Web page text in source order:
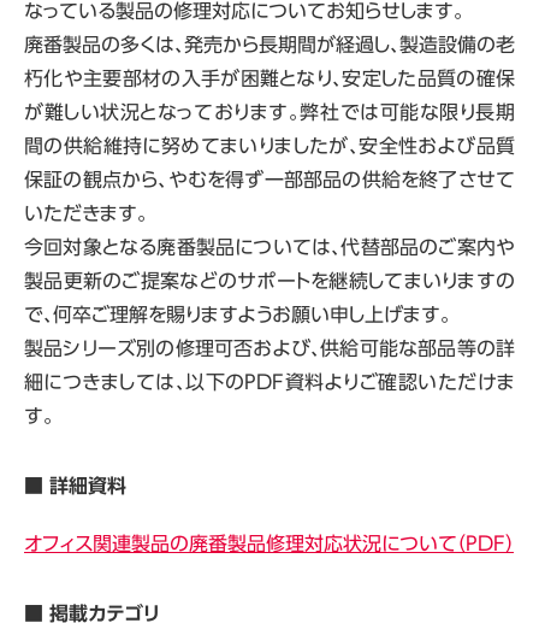
なっている製品の修理対応についてお知らせします。
廃番製品の多くは、発売から長期間が経過し、製造設備の老
朽化や主要部材の入手が困難となり、安定した品質の確保
が難しい状況となっております。弊社では可能な限り長期
間の供給維持に努めてまいりましたが、安全性および品質
保証の観点から、やむを得ず一部部品の供給を終了させて
いただきます。
今回対象となる廃番製品については、代替部品のご案内や
製品更新のご提案などのサポートを継続してまいりますの
で、何卒ご理解を賜りますようお願い申し上げます。
製品シリーズ別の修理可否および、供給可能な部品等の詳
細につきましては、以下のPDF資料よりご確認いただけま
す。
■ 詳細資料
オフィス関連製品の廃番製品修理対応状況について（PDF）
■ 掲載カテゴリ